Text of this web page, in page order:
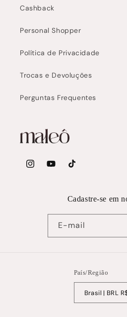
Cashback
Personal Shopper
Política de Privacidade
Trocas e Devoluções
Perguntas Frequentes
InstagramYouTubeTikTok
Cadastre-se em
E-mail
País/Região
Brasil |